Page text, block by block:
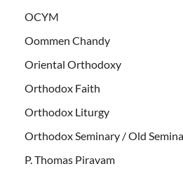
OCYM
Oommen Chandy
Oriental Orthodoxy
Orthodox Faith
Orthodox Liturgy
Orthodox Seminary / Old
P. Thomas Piravam